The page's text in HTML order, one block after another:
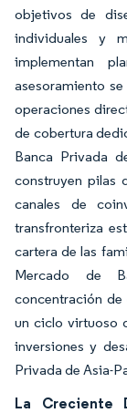
objetivos de
individuales y
implementan
asesoramiento
operaciones
de cobertura
Banca Privada
construyen pilas
canales de
transfronteriza
cartera de las
Mercado de
concentración de
un ciclo virtuoso
inversiones y
Privada de Asia-
La Creciente